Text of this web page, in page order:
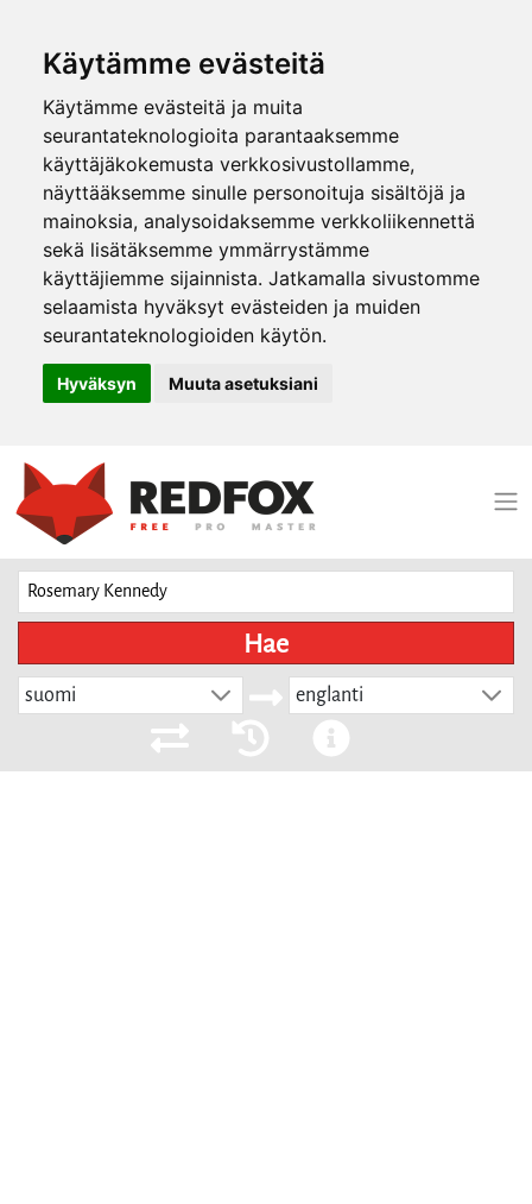
Käytämme evästeitä
Käytämme evästeitä ja muita
seurantateknologioita parantaaksemme
käyttäjäkokemusta verkkosivustollamme,
näyttääksemme sinulle personoituja sisältöjä ja
mainoksia, analysoidaksemme verkkoliikennettä
sekä lisätäksemme ymmärrystämme
käyttäjiemme sijainnista. Jatkamalla sivustomme
selaamista hyväksyt evästeiden ja muiden
seurantateknologioiden käytön.
Hyväksyn Muuta asetuksiani
Hae
suomi englanti